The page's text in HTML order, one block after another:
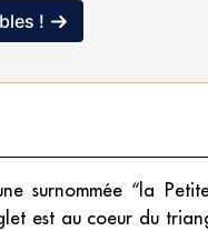
!
surnommée “la
est au coeur du